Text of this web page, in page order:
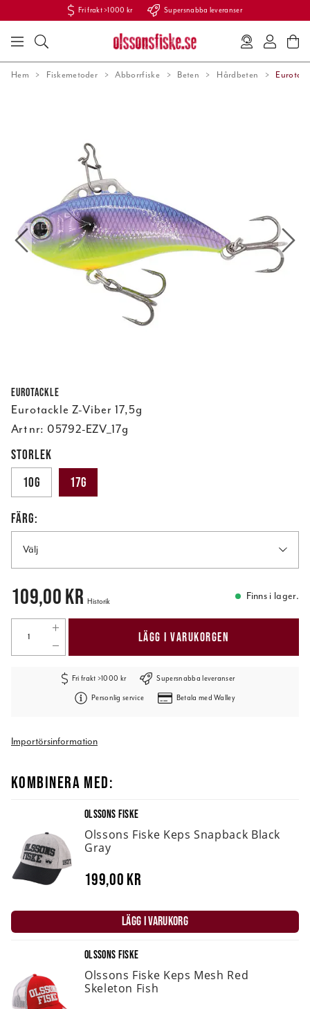
Fri frakt >1000 kr Supersnabba leveranser
Hem Fiskemetoder Abborrfiske Beten Hårdbeten
Eurotackle
Eurotackle Z-Viber 17,5g
Art nr: 05792-EZV_17g
STORLEK
10g
17g
FÄRG:
Välj
Pris:109,00 kr
109,00 kr Historik Finns i lager.
LÄGG I VARUKORGEN
Fri frakt >1000 kr Supersnabba leveranser
Personlig service Betala med Walley
Importörsinformation
KOMBINERA MED:
OLSSONS FISKE
Olssons Fiske Keps Snapback Black
Gray
199,00 kr
LÄGG I VARUKORG
OLSSONS FISKE
Olssons Fiske Keps Mesh Red
Skeleton Fish